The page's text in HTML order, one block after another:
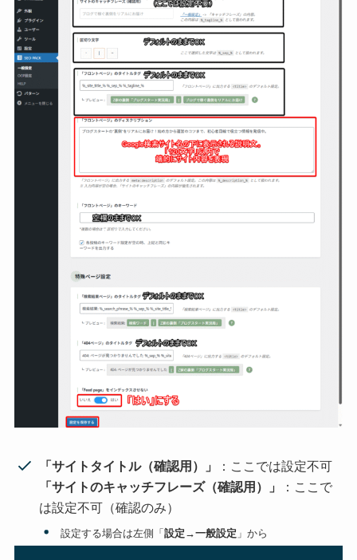
「サイトタイトル（確認用）」
：ここでは設定不可
「サイトのキャッチフレーズ（確認用）」
：ここで
は設定不可（確認のみ）
設定する場合は左側「設定→一般設定 」から